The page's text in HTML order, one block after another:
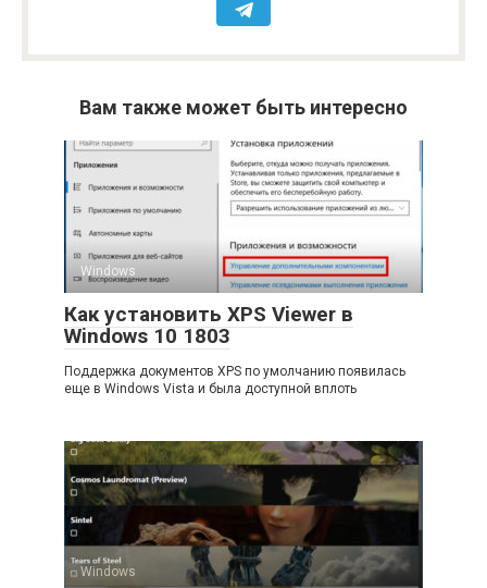
Вам также может быть интересно
Windows
Как установить XPS Viewer в
Windows 10 1803
Поддержка документов XPS по умолчанию появилась
еще в Windows Vista и была доступной вплоть
Windows